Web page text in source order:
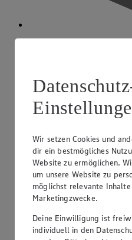
Wir setzen Cookies und
dir ein bestmögliches
Website zu ermöglichen.
um unsere Website zu
möglichst relevante
Marketingzwecke.
Deine Einwilligung ist
individuell in den